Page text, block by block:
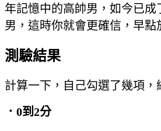
年記憶中的高帥男，如今已成
男，這時你就會更確信，早點
測驗結果
計算一下，自己勾選了幾項，
．0到2分